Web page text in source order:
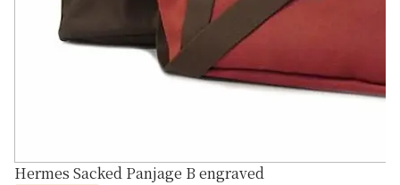
Hermes Sacked Panjage B engraved